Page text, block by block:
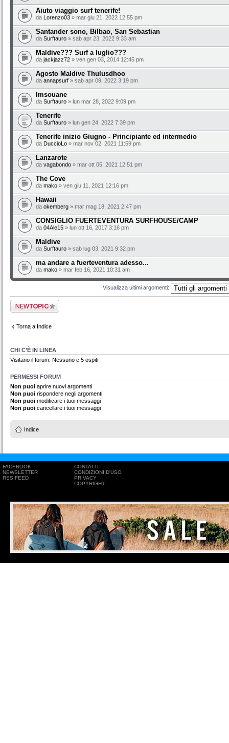
Aiuto viaggio surf tenerife!
da Lorenzo03 » mar giu 21, 2022 12:55 pm
Santander sono, Bilbao, San Sebastian
da Surftauro » sab apr 23, 2022 9:33 am
Maldive??? Surf a luglio???
da jackjazz72 » ven gen 03, 2014 12:45 pm
Agosto Maldive Thulusdhoo
da annapsurf » sab apr 09, 2022 3:19 pm
Imsouane
da Surftauro » lun mar 28, 2022 9:09 pm
Tenerife
da Surftauro » lun gen 24, 2022 7:39 pm
Tenerife inizio Giugno - Principiante ed intermedio
da DuccioLo » mar nov 02, 2021 11:59 pm
Lanzarote
da vagabondo » mar ott 05, 2021 12:51 pm
The Cove
da mako » ven giu 11, 2021 12:16 pm
Hawaii
da okemberg » mar mag 18, 2021 2:47 pm
CONSIGLIO FUERTEVENTURA SURFHOUSE/CAMP
da 04Ale15 » lun ott 16, 2017 3:16 pm
Maldive
da Surftauro » sab lug 03, 2021 9:32 pm
ma andare a fuerteventura adesso...
da mako » mar feb 16, 2021 10:31 am
Visualizza ultimi argomenti:
Scrivi un nuovo
argomento
Torna a Indice
CHI C’È IN LINEA
Visitano il forum: Nessuno e 5 ospiti
PERMESSI FORUM
Non puoi aprire nuovi argomenti
Non puoi rispondere negli argomenti
Non puoi modificare i tuoi messaggi
Non puoi cancellare i tuoi messaggi
Indice
FACEBOOK
NEWSLETTER
RSS FEED
CONTATTI
CONDIZIONI D'USO
PRIVACY
COPYRIGHT